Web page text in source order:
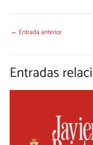
← Entrada anterior
Entradas